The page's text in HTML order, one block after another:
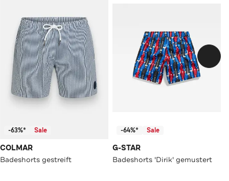
-63%* Sale
COLMAR
Badeshorts gestreift
-64%* Sale
G-STAR
Badeshorts 'Dirik' gemustert